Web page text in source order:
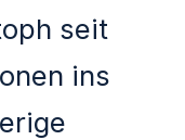
seit
ins